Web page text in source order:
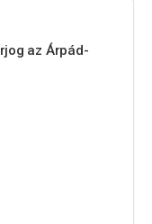
az Árpád-